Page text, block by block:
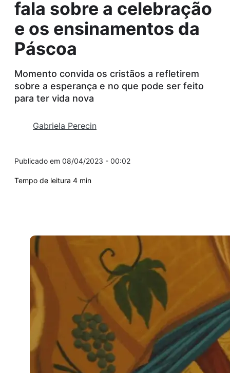
fala sobre a celebração
e os ensinamentos da
Páscoa
Momento convida os cristãos a refletirem
sobre a esperança e no que pode ser feito
para ter vida nova
Gabriela Perecin
08/04/2023 - 00:02